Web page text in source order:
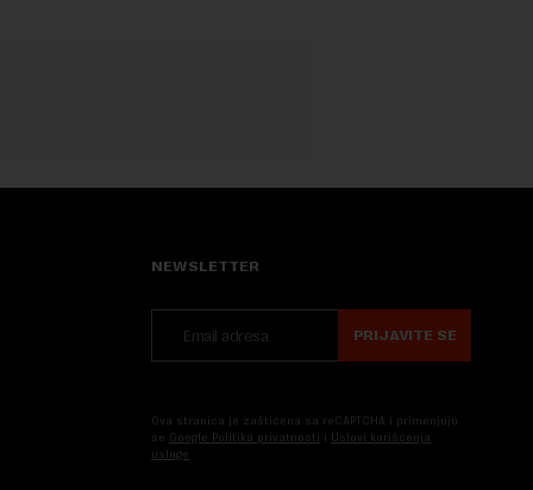
NEWSLETTER
PRIJAVITE SE
Ova stranica je zaštićena sa reCAPTCHA i primenjuju
se Google Politika privatnosti i Uslovi korišćenja
usluge